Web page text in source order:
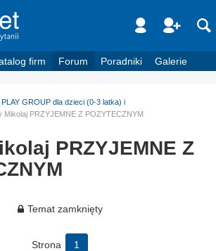
firm Forum Poradniki Galerie
PLAY GROUP dla dzieci (0-3 latka) i
Mikolaj PRZYJEMNE Z POZYTECZNYM
PRZYJEMNE Z
Temat zamknięty
Strona 1